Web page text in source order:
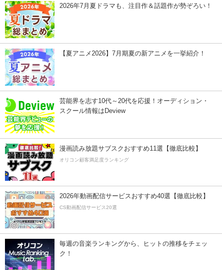
2026年7月夏ドラマも、注目作＆話題作が勢ぞろい！
【夏アニメ2026】7月期夏の新アニメを一挙紹介！
芸能界を志す10代～20代を応援！オーディション・
スクール情報はDeview
漫画読み放題サブスクおすすめ11選【徹底比較】
オリコン顧客満足度ランキング
2026年動画配信サービスおすすめ40選【徹底比較】
CS動画配信サービス20選
毎週の音楽ランキングから、ヒットの推移をチェッ
ク！